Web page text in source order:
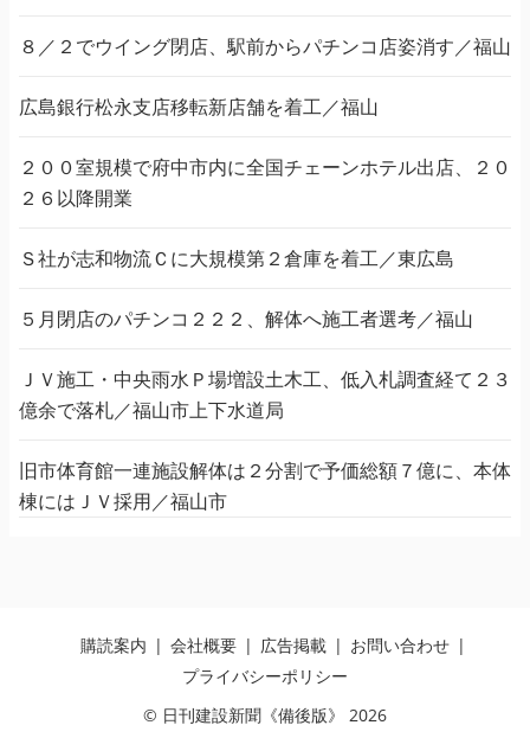
８／２でウイング閉店、駅前からパチンコ店姿消す／福山
広島銀行松永支店移転新店舗を着工／福山
２００室規模で府中市内に全国チェーンホテル出店、２０
２６以降開業
Ｓ社が志和物流Ｃに大規模第２倉庫を着工／東広島
５月閉店のパチンコ２２２、解体へ施工者選考／福山
ＪＶ施工・中央雨水Ｐ場増設土木工、低入札調査経て２３
億余で落札／福山市上下水道局
旧市体育館一連施設解体は２分割で予価総額７億に、本体
棟にはＪＶ採用／福山市
購読案内 会社概要 広告掲載
お問い合わせ
プライバシーポリシー
© 日刊建設新聞《備後版》 2026